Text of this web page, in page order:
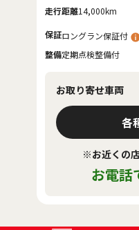
走行距離14,000km
保証ロングラン保証付
整備定期点検整備付
お取り寄せ車両
各
※お近くの
お電話